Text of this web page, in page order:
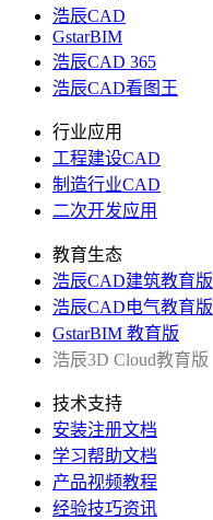
浩辰CAD
GstarBIM
浩辰CAD 365
浩辰CAD看图王
行业应用
工程建设CAD
制造行业CAD
二次开发应用
教育生态
浩辰CAD建筑教育版
浩辰CAD电气教育版
GstarBIM 教育版
浩辰3D Cloud教育版
技术支持
安装注册文档
学习帮助文档
产品视频教程
经验技巧资讯